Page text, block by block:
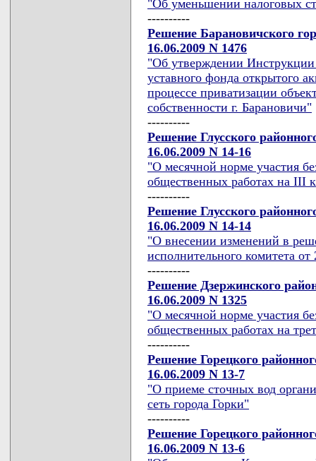
"Об уменьшении налоговых
----------
Решение Барановичского
16.06.2009 N 1476
"Об утверждении Инструкции
уставного фонда открытого
процессе приватизации
собственности г. Барановичи"
----------
Решение Глусского
16.06.2009 N 14-16
"О месячной норме участия
общественных работах на III
----------
Решение Глусского
16.06.2009 N 14-14
"О внесении изменений в
исполнительного комитета
----------
Решение Дзержинского
16.06.2009 N 1325
"О месячной норме участия
общественных работах на
----------
Решение Горецкого
16.06.2009 N 13-7
"О приеме сточных вод
сеть города Горки"
----------
Решение Горецкого
16.06.2009 N 13-6